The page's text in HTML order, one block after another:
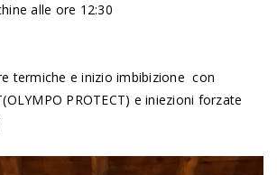
alle ore 12:30
termiche e inizio imbibizione con
PROTECT) e iniezioni forzate